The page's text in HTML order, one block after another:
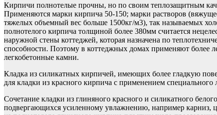
Кирпичи полнотелые прочны, но по своим теплозащитным
Применяются марки кирпича 50-150; марки растворов
тяжелых объемный вес больше 1500кг/м3), так называемых
полнотелого кирпича толщиной более 380мм считается
наружной стены коттеджей, которая назначена по
способности. Поэтому в коттеджных домах применяют более
легкобетонные камни.
Кладка из силикатных кирпичей, имеющих более гладкую
для кладки из красного кирпича с применением специального
Сочетание кладки из глиняного красного и силикатного
подвергающихся усиленному увлажнению, например карниз,